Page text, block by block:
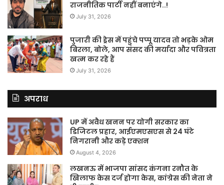
राजनीतिक पार्टी नहीं बनाएंगे..!
July 31, 2026
पुजारी की ड्रेस में पहुंचे पप्पू यादव तो भड़के ओम
बिरला, बोले, आप संसद की मर्यादा और पवित्रता
खत्म कर रहे हैं
July 31, 2026
अपराध
UP में अवैध खनन पर योगी सरकार का
डिजिटल प्रहार, आईएमएसएस से 24 घंटे
निगरानी और कड़े एक्शन
August 4, 2026
लखनऊ में भाजपा सांसद कंगना रनौत के
खिलाफ केस दर्ज होगा केस, कांग्रेस की नेता ने